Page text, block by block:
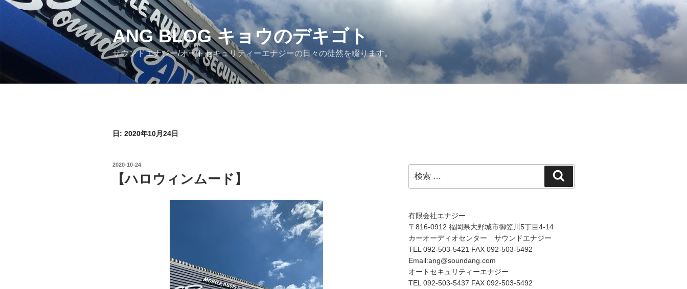
ン
ス
ANG BLOG キョウのデキゴト
サウンドエナジー/オートセキュリティーエナジーの日々の徒然を綴ります。
日: 2020年10月24日
投
2020-10-24
【ハロウィンムード】
索:
索
有限会社エナジー
〒816-0912 福岡県大野城市御笠川5丁目4-14
カーオーディオセンター サウンドエナジー
TEL 092-503-5421 FAX 092-503-5492
Email:ang@soundang.com
オートセキュリティーエナジー
TEL 092-503-5437 FAX 092-503-5492